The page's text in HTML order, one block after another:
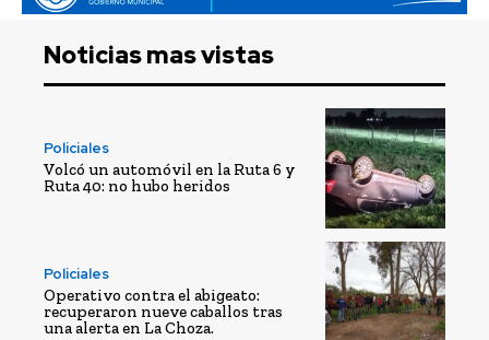
Noticias mas vistas
Policiales
Volcó un automóvil en la Ruta 6 y
Ruta 40: no hubo heridos
Policiales
Operativo contra el abigeato:
recuperaron nueve caballos tras
una alerta en La Choza.